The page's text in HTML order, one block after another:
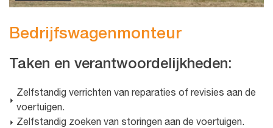
Bedrijfswagenmonteur
Taken en verantwoordelijkheden:
Zelfstandig verrichten van reparaties of revisies aan de
voertuigen.
Zelfstandig zoeken van storingen aan de voertuigen.